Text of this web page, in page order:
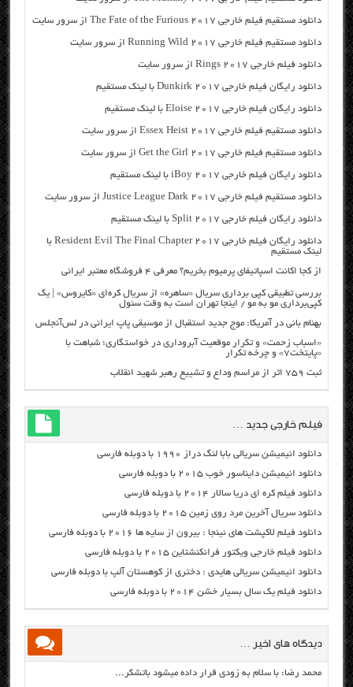
دانلود مستقیم فیلم خارجی The Fate of the Furious 2017 از سرور سایت
دانلود مستقیم فیلم خارجی Running Wild 2017 از سرور سایت
دانلود فیلم خارجی Rings 2017 از سرور سایت
دانلود رایگان فیلم خارجی Dunkirk 2017 با لینک مستقیم
دانلود رایگان فیلم خارجی Eloise 2017 با لینک مستقیم
دانلود مستقیم فیلم خارجی Essex Heist 2017 از سرور سایت
دانلود مستقیم فیلم خارجی Get the Girl 2017 از سرور سایت
دانلود رایگان فیلم خارجی iBoy 2017 با لینک مستقیم
دانلود مستقیم فیلم خارجی Justice League Dark 2017 از سرور سایت
دانلود رایگان فیلم خارجی Split 2017 با لینک مستقیم
دانلود رایگان فیلم خارجی Resident Evil The Final Chapter 2017 با
لینک مستقیم
از کجا اکانت اسپاتیفای پرمیوم بخریم؟ معرفی ۴ فروشگاه معتبر ایرانی
بررسی تطبیقی کپی برداری سریال «ساهره» از سریال کره‌ای «کایروس» | یک
کپی‌برداری مو به مو / اینجا تهران است به وقت سئول
بهنام بانی در آمریکا: موج جدید استقبال از موسیقی پاپ ایرانی در لس‌آنجلس
«اسباب زحمت» و تکرار موقعیت آبروداری در خواستگاری؛ شباهت با
«پایتخت۷» و چرخه تکرار
ثبت ۷۵۹ اثر از مراسم وداع و تشییع رهبر شهید انقلاب
فیلم خارجی جدید …
دانلود انیمیشن سریالی بابا لنگ دراز ۱۹۹۰ با دوبله فارسی
دانلود انیمیشن دایناسور خوب ۲۰۱۵ با دوبله فارسی
دانلود فیلم کره ای دریا سالار ۲۰۱۴ با دوبله فارسی
دانلود سریال آخرین مرد روی زمین ۲۰۱۵ با دوبله فارسی
دانلود فیلم لاکپشت های نینجا : بیرون از سایه ها ۲۰۱۶ با دوبله فارسی
دانلود فیلم خارجی ویکتور فرانکنشتاین ۲۰۱۵ با دوبله فارسی
دانلود انیمیشن سریالی هایدی : دختری از کوهستان آلپ با دوبله فارسی
دانلود فیلم یک سال بسیار خشن ۲۰۱۴ با دوبله فارسی
دیدگاه های اخیر …
محمد رضا: با سلام به زودی قرار داده میشود باتشکر...